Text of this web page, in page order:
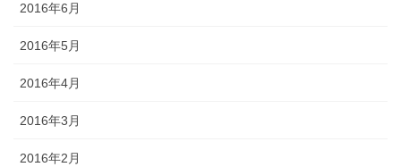
2016年6月
2016年5月
2016年4月
2016年3月
2016年2月